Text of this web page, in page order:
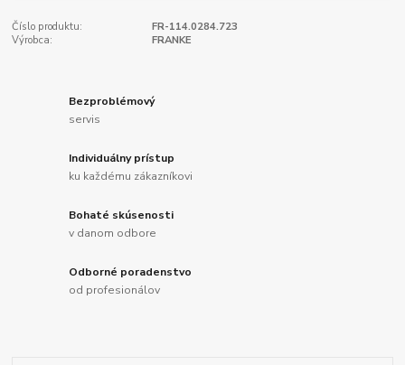
Číslo produktu:
FR-114.0284.723
Výrobca:
FRANKE
Bezproblémový
servis
Individuálny prístup
ku každému zákazníkovi
Bohaté skúsenosti
v danom odbore
Odborné poradenstvo
od profesionálov